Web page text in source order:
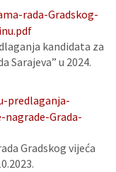
rada-Gradskog-
kandidata za
Sarajeva” u 2024.
predlaganja-
Grada-
Gradskog vijeća